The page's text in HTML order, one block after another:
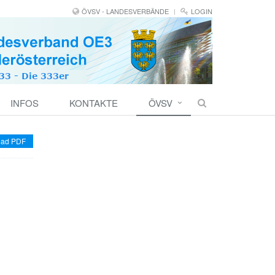
ÖVSV - LANDESVERBÄNDE LOGIN
INFOS KONTAKTE ÖVSV
PDF